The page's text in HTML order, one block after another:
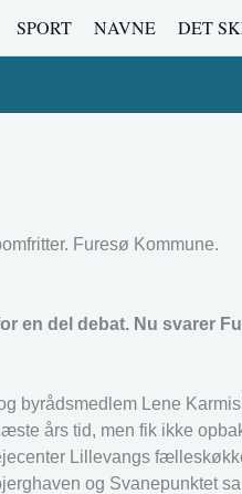
SPORT NAVNE DET
Furesø Kommune.
en del debat. Nu svarer
byrådsmedlem Lene
års tid, men fik ikke
Lillevangs
og Svanepunktet